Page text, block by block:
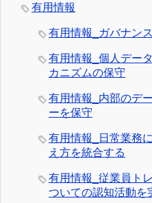
有用情報
有用情報_ガバナン
有用情報_個人デー
カニズムの保守
有用情報_内部のデ
ーを保守
有用情報_日常業務
え方を統合する
有用情報_従業員ト
ついての認知活動を